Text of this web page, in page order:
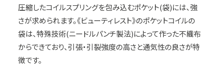
圧縮したコイルスプリングを包み込むポケット(袋)には、強
さが求められます。《ビューティレスト》のポケットコイルの
袋は、特殊技術(ニードルパンチ製法)によって作った不織布
からできており、引張・引裂強度の高さと通気性の良さが特
徴です。